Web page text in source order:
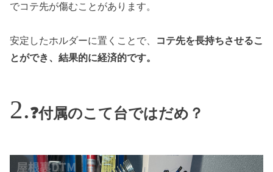
でコテ先が傷むことがあります。
安定したホルダーに置くことで、
コテ先を長持ちさせるこ
とができ、結果的に経済的です。
❓付属のこて台ではだめ？